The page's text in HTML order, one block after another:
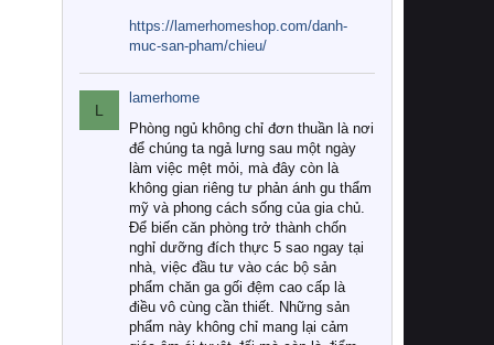
https://lamerhomeshop.com/danh-
muc-san-pham/chieu/
L
lamerhome
Phòng ngủ không chỉ đơn thuần là nơi
để chúng ta ngả lưng sau một ngày
làm việc mệt mỏi, mà đây còn là
không gian riêng tư phản ánh gu thẩm
mỹ và phong cách sống của gia chủ.
Để biến căn phòng trở thành chốn
nghỉ dưỡng đích thực 5 sao ngay tại
nhà, việc đầu tư vào các bộ sản
phẩm chăn ga gối đệm cao cấp là
điều vô cùng cần thiết. Những sản
phẩm này không chỉ mang lại cảm